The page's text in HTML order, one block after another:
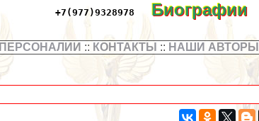
+7(977)9328978 Биографии
ПЕРСОНАЛИИ :: КОНТАКТЫ :: НАШИ АВТОРЫ